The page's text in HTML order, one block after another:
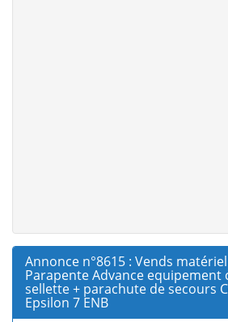
Annonce n°8615 : Vends
Parapente Advance equipement
sellette + parachute de secours
Epsilon 7 ENB